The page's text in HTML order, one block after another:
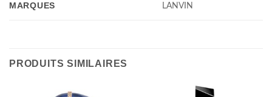
MARQUES LANVIN
PRODUITS SIMILAIRES